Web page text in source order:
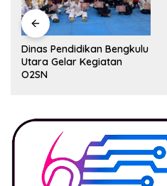
Dinas Pendidikan Bengkulu
Utara Gelar Kegiatan
O2SN